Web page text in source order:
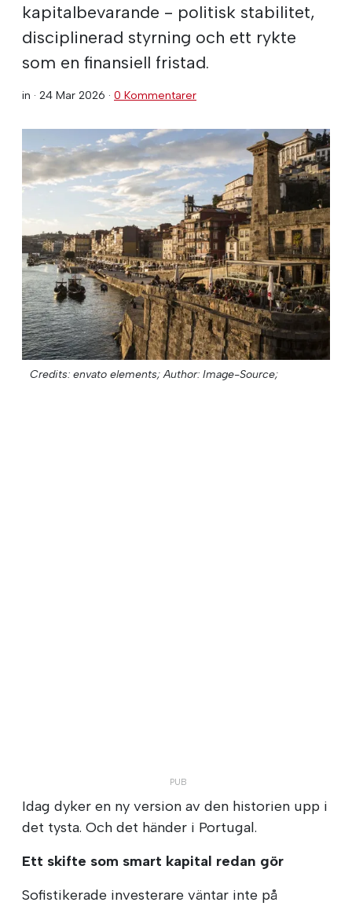
kapitalbevarande - politisk stabilitet,
disciplinerad styrning och ett rykte
som en finansiell fristad.
in · 24 Mar 2026 · 0 Kommentarer
Credits: envato elements; Author: Image-Source;
Idag dyker en ny version av den historien upp i
det tysta. Och det händer i Portugal.
Ett skifte som smart kapital redan gör
Sofistikerade investerare väntar inte på